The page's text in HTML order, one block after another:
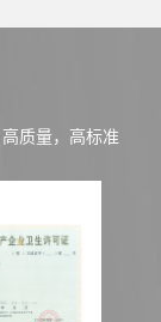
质量，高标准